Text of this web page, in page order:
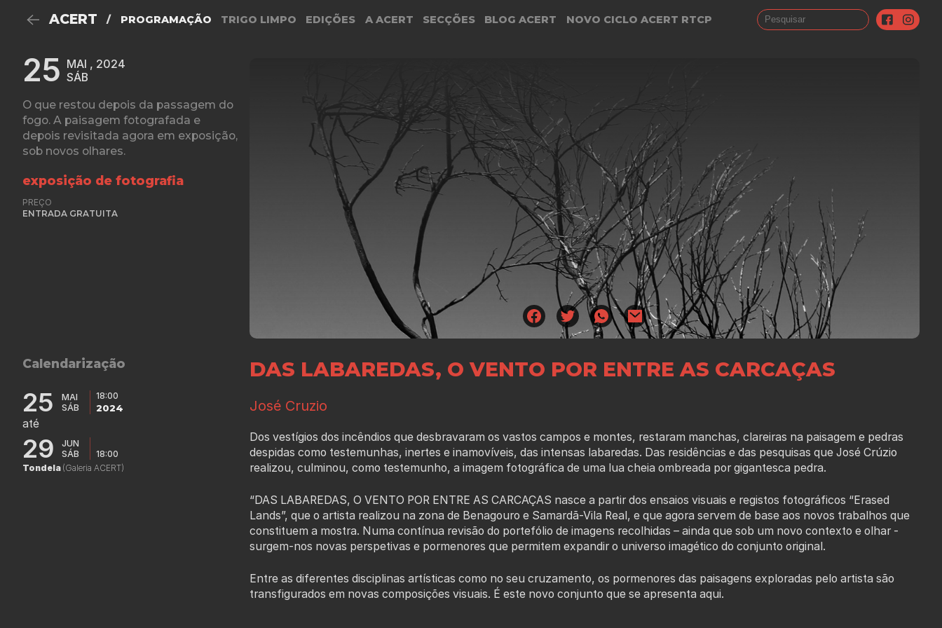
ACERT / PROGRAMAÇÃO TRIGO LIMPO EDIÇÕES A ACERT SECÇÕES BLOG ACERT NOVO CICLO ACERT RTCP
25 MAI , 2024
SÁB
O que restou depois da passagem do
fogo. A paisagem fotografada e
depois revisitada agora em exposição,
sob novos olhares.
exposição de fotografia
PREÇO
ENTRADA GRATUITA
Calendarização
25
MAI
SÁB
18:00
2024
até
29
JUN
SÁB
18:00
Tondela (Galeria ACERT)
DAS LABAREDAS, O VENTO POR ENTRE AS CARCAÇAS
José Cruzio
Dos vestígios dos incêndios que desbravaram os vastos campos e montes, restaram manchas, clareiras na paisagem e pedras
despidas como testemunhas, inertes e inamovíveis, das intensas labaredas. Das residências e das pesquisas que José Crúzio
realizou, culminou, como testemunho, a imagem fotográfica de uma lua cheia ombreada por gigantesca pedra.
“DAS LABAREDAS, O VENTO POR ENTRE AS CARCAÇAS nasce a partir dos ensaios visuais e registos fotográficos “Erased
Lands”, que o artista realizou na zona de Benagouro e Samardã-Vila Real, e que agora servem de base aos novos trabalhos que
constituem a mostra. Numa contínua revisão do portefólio de imagens recolhidas – ainda que sob um novo contexto e olhar -
surgem-nos novas perspetivas e pormenores que permitem expandir o universo imagético do conjunto original.
Entre as diferentes disciplinas artísticas como no seu cruzamento, os pormenores das paisagens exploradas pelo artista são
transfigurados em novas composições visuais. É este novo conjunto que se apresenta aqui.